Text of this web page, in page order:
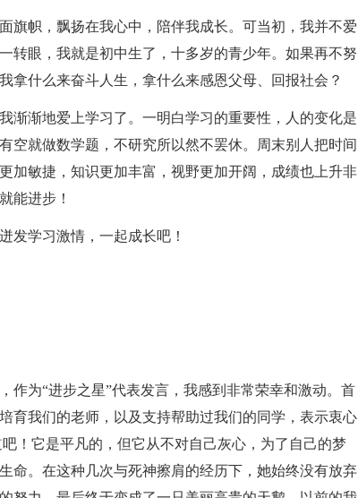
旗帜，飘扬在我心中，陪伴我成长。可当初，我并不爱
转眼，我就是初中生了，十多岁的青少年。如果再不努
拿什么来奋斗人生，拿什么来感恩父母、回报社会？
渐渐地爱上学习了。一明白学习的重要性，人的变化是
空就做数学题，不研究所以然不罢休。周末别人把时间
加敏捷，知识更加丰富，视野更加开阔，成绩也上升非
能进步！
发学习激情，一起成长吧！
作为“进步之星”代表发言，我感到非常荣幸和激动。首
育我们的老师，以及支持帮助过我们的同学，表示衷心
！它是平凡的，但它从不对自己灰心，为了自己的梦
命。在这种几次与死神擦肩的经历下，她始终没有放弃